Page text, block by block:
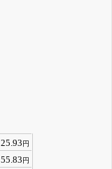
25.93円
55.83円